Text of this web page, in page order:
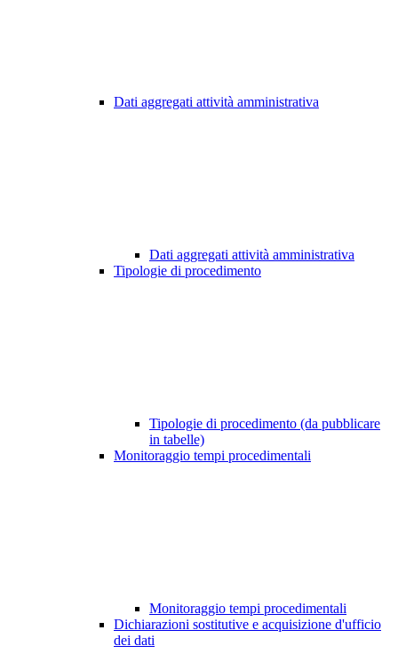
Dati aggregati attività amministrativa
Dati aggregati attività amministrativa
Tipologie di procedimento
Tipologie di procedimento (da pubblicare
in tabelle)
Monitoraggio tempi procedimentali
Monitoraggio tempi procedimentali
Dichiarazioni sostitutive e acquisizione d'ufficio
dei dati